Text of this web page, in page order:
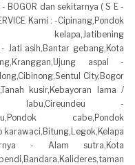
dan sekitarnya ( S E -
Kami : -Cipinang,Pondok
kelapa,Jatibening
Jati asih,Bantar gebang,Kota
aspal -
City,Bogor
kusir,Kebayoran lama /
labu,Cireundeu -
cabe,Pondok
- Alam sutra,Kota